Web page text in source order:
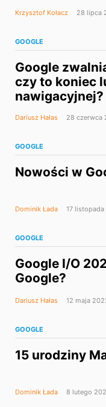
Krzysztof Kołacz 28 lipca
GOOGLE
Google
czy to koniec
nawigacyjnej?
Dariusz Hałas 28 czerwca
GOOGLE
Nowości w
Dominik Łada 17
GOOGLE
Google I/O
Google?
Dariusz Hałas 12 maja
GOOGLE
15 urodziny
Dominik Łada 8 lutego